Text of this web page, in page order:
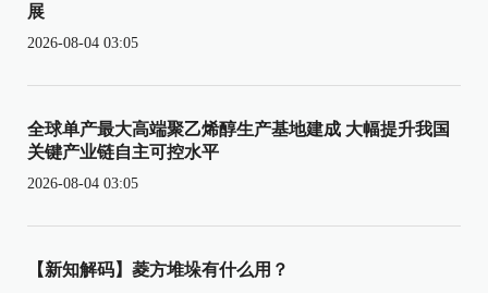
展
2026-08-04 03:05
全球单产最大高端聚乙烯醇生产基地建成 大幅提升我国
关键产业链自主可控水平
2026-08-04 03:05
【新知解码】菱方堆垛有什么用？